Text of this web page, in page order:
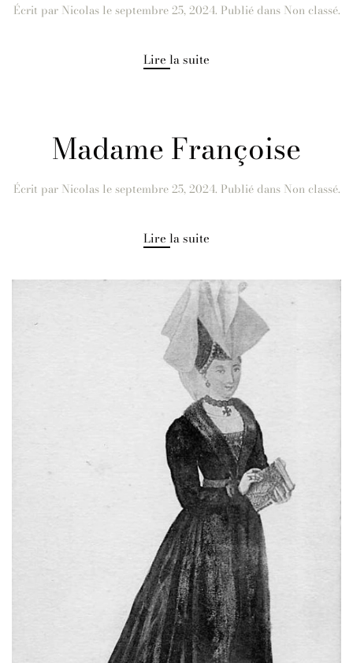
Écrit par Nicolasleseptembre 25, 2024. Publié dans Non classé.
Lire la suite
Madame Françoise
Écrit par Nicolasleseptembre 25, 2024. Publié dans Non classé.
Lire la suite